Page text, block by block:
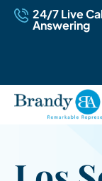
24/7 Live
Answering